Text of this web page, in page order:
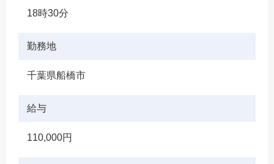
18時30分
勤務地
千葉県船橋市
給与
110,000円